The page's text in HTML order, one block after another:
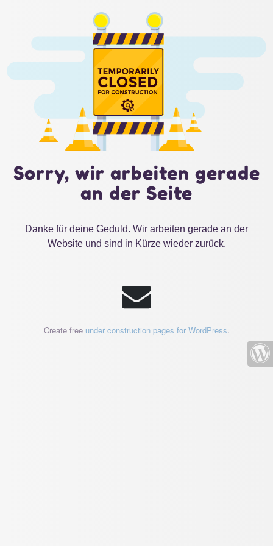
Sorry, wir arbeiten gerade
an der Seite
Danke für deine Geduld. Wir arbeiten gerade an der
Website und sind in Kürze wieder zurück.
Create free under construction pages for WordPress.